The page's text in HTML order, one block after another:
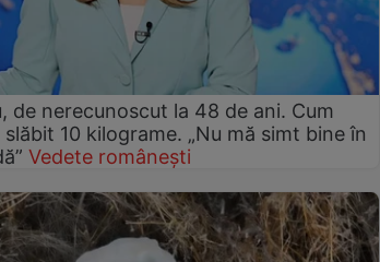
de nerecunoscut la 48 de ani. Cum
10 kilograme. „Nu mă simt bine în
Vedete românești